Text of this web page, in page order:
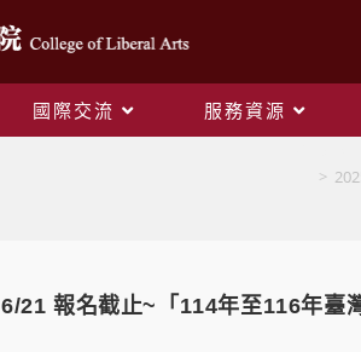
國際交流 服務資源
>
6/21 報名截止~「114年至116年臺